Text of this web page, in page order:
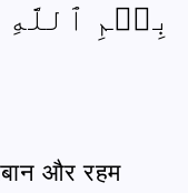
بِسۡمِ
और रहम